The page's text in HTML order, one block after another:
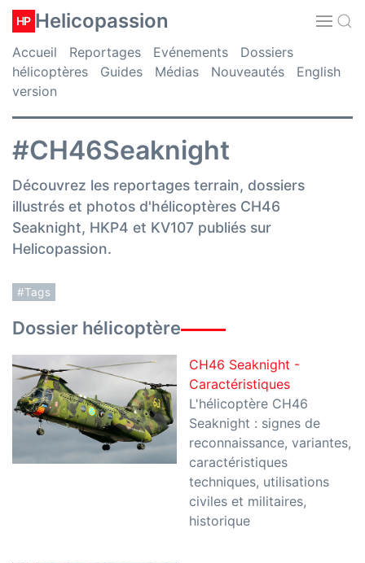
HP Helicopassion
Accueil Reportages Evénements
Dossiers
hélicoptères
Guides Médias Nouveautés
English
version
#CH46Seaknight
Découvrez les reportages terrain, dossiers
illustrés et photos d'hélicoptères CH46
Seaknight, HKP4 et KV107 publiés sur
Helicopassion.
#Tags
Dossier hélicoptère
CH46 Seaknight -
Caractéristiques
L'hélicoptère CH46
Seaknight : signes de
reconnaissance, variantes,
caractéristiques
techniques, utilisations
civiles et militaires,
historique